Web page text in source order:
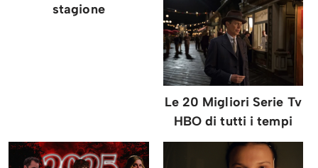
stagione
Le 20 Migliori Serie Tv
HBO di tutti i tempi